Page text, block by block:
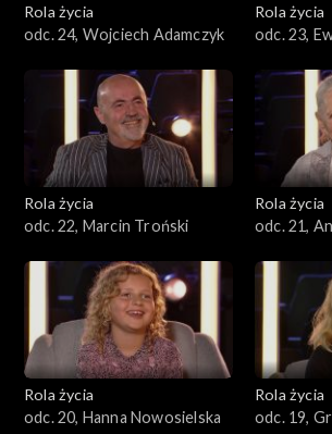
Rola życia
odc. 24, Wojciech Adamczyk
Rola życia
odc. 23,
Rola życia
odc. 22, Marcin Troński
Rola życia
odc. 21,
Rola życia
odc. 20, Hanna Nowosielska
Rola życia
odc. 19,